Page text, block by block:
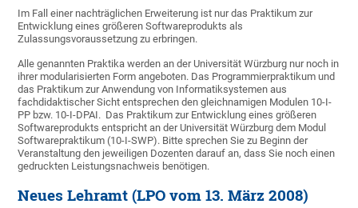
Im Fall einer nachträglichen Erweiterung ist nur das Praktikum zur
Entwicklung eines größeren Softwareprodukts als
Zulassungsvoraussetzung zu erbringen.
Alle genannten Praktika werden an der Universität Würzburg nur noch in
ihrer modularisierten Form angeboten. Das Programmierpraktikum und
das Praktikum zur Anwendung von Informatiksystemen aus
fachdidaktischer Sicht entsprechen den gleichnamigen Modulen 10-I-
PP bzw. 10-I-DPAI. Das Praktikum zur Entwicklung eines größeren
Softwareprodukts entspricht an der Universität Würzburg dem Modul
Softwarepraktikum (10-I-SWP). Bitte sprechen Sie zu Beginn der
Veranstaltung den jeweiligen Dozenten darauf an, dass Sie noch einen
gedruckten Leistungsnachweis benötigen.
Neues Lehramt (LPO vom 13. März 2008)